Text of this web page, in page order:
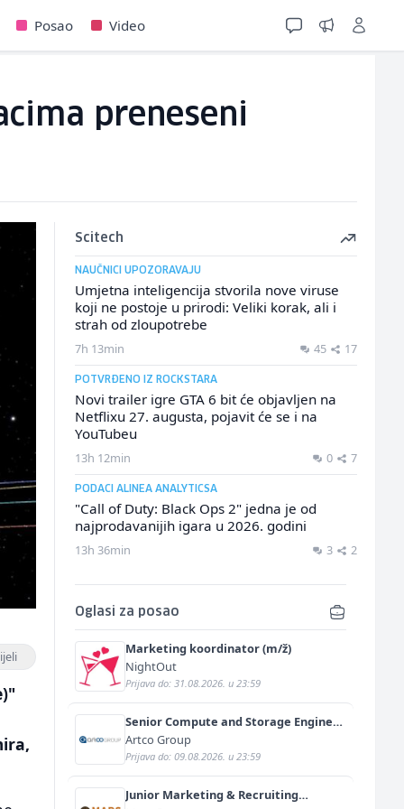
Posao Video
preneseni
Scitech
NAUČNICI UPOZORAVAJU
Umjetna inteligencija stvorila nove viruse
koji ne postoje u prirodi: Veliki korak, ali i
strah od zloupotrebe
7h 13min 45 17
POTVRĐENO IZ ROCKSTARA
Novi trailer igre GTA 6 bit će objavljen na
Netflixu 27. augusta, pojavit će se i na
YouTubeu
13h 12min 0 7
PODACI ALINEA ANALYTICSA
"Call of Duty: Black Ops 2" jedna je od
najprodavanijih igara u 2026. godini
13h 36min 3 2
Oglasi za posao
Marketing koordinator (m/ž)
NightOut
Prijava do: 31.08.2026. u 23:59
Senior Compute and Storage Engineer
(m/ž)
Artco Group
Prijava do: 09.08.2026. u 23:59
Junior Marketing & Recruiting